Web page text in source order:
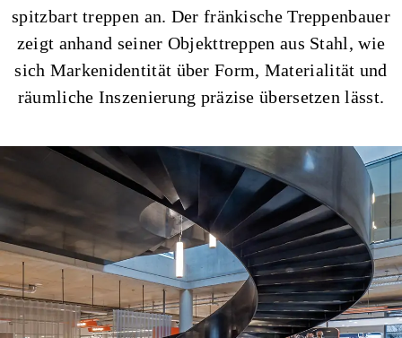
spitzbart treppen an. Der fränkische Treppenbauer
zeigt anhand seiner Objekttreppen aus Stahl, wie
sich Markenidentität über Form, Materialität und
räumliche Inszenierung präzise übersetzen lässt.